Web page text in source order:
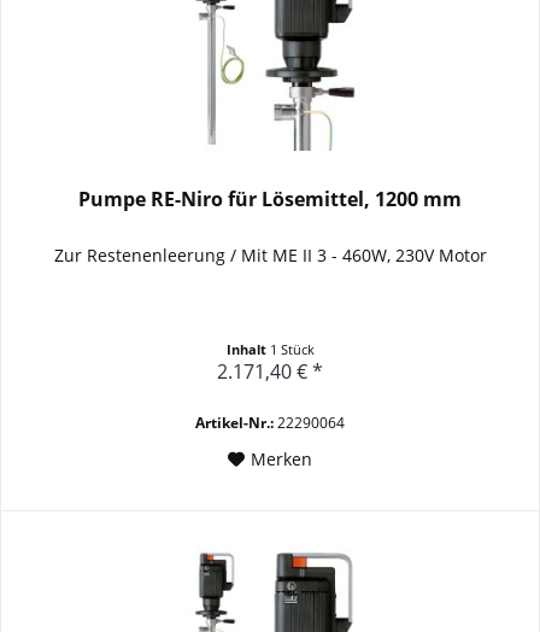
Pumpe RE-Niro für Lösemittel, 1200 mm
Zur Restenenleerung / Mit ME II 3 - 460W, 230V Motor
Inhalt 1 Stück
2.171,40 € *
Artikel-Nr.:22290064
Merken